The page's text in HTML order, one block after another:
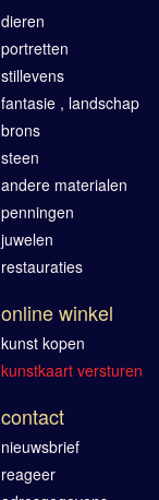
dieren
portretten
stillevens
fantasie , landschap
brons
steen
andere materialen
penningen
juwelen
restauraties
online winkel
kunst kopen
kunstkaart versturen
contact
nieuwsbrief
reageer